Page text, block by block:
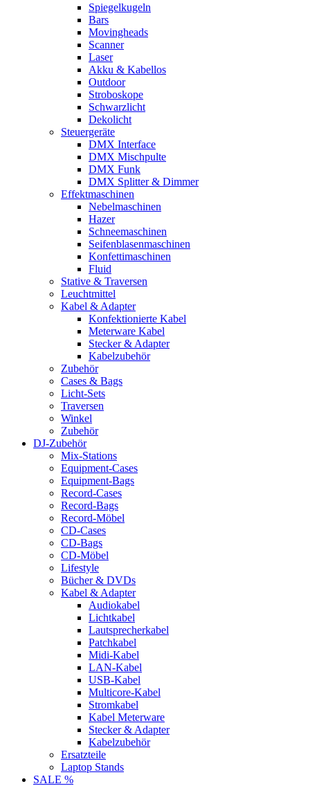
Spiegelkugeln
Bars
Movingheads
Scanner
Laser
Akku & Kabellos
Outdoor
Stroboskope
Schwarzlicht
Dekolicht
Steuergeräte
DMX Interface
DMX Mischpulte
DMX Funk
DMX Splitter & Dimmer
Effektmaschinen
Nebelmaschinen
Hazer
Schneemaschinen
Seifenblasenmaschinen
Konfettimaschinen
Fluid
Stative & Traversen
Leuchtmittel
Kabel & Adapter
Konfektionierte Kabel
Meterware Kabel
Stecker & Adapter
Kabelzubehör
Zubehör
Cases & Bags
Licht-Sets
Traversen
Winkel
Zubehör
DJ-Zubehör
Mix-Stations
Equipment-Cases
Equipment-Bags
Record-Cases
Record-Bags
Record-Möbel
CD-Cases
CD-Bags
CD-Möbel
Lifestyle
Bücher & DVDs
Kabel & Adapter
Audiokabel
Lichtkabel
Lautsprecherkabel
Patchkabel
Midi-Kabel
LAN-Kabel
USB-Kabel
Multicore-Kabel
Stromkabel
Kabel Meterware
Stecker & Adapter
Kabelzubehör
Ersatzteile
Laptop Stands
SALE %